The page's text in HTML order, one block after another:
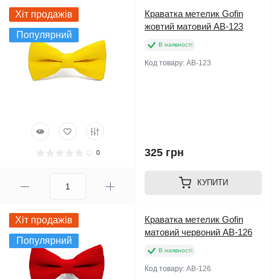
Хіт продажів
Популярний
0
Краватка метелик Gofin
жовтий матовий AB-123
В наявності
Код товару: AB-123
325 грн
КУПИТИ
Хіт продажів
Популярний
Краватка метелик Gofin
матовий червоний AB-126
В наявності
Код товару: AB-126